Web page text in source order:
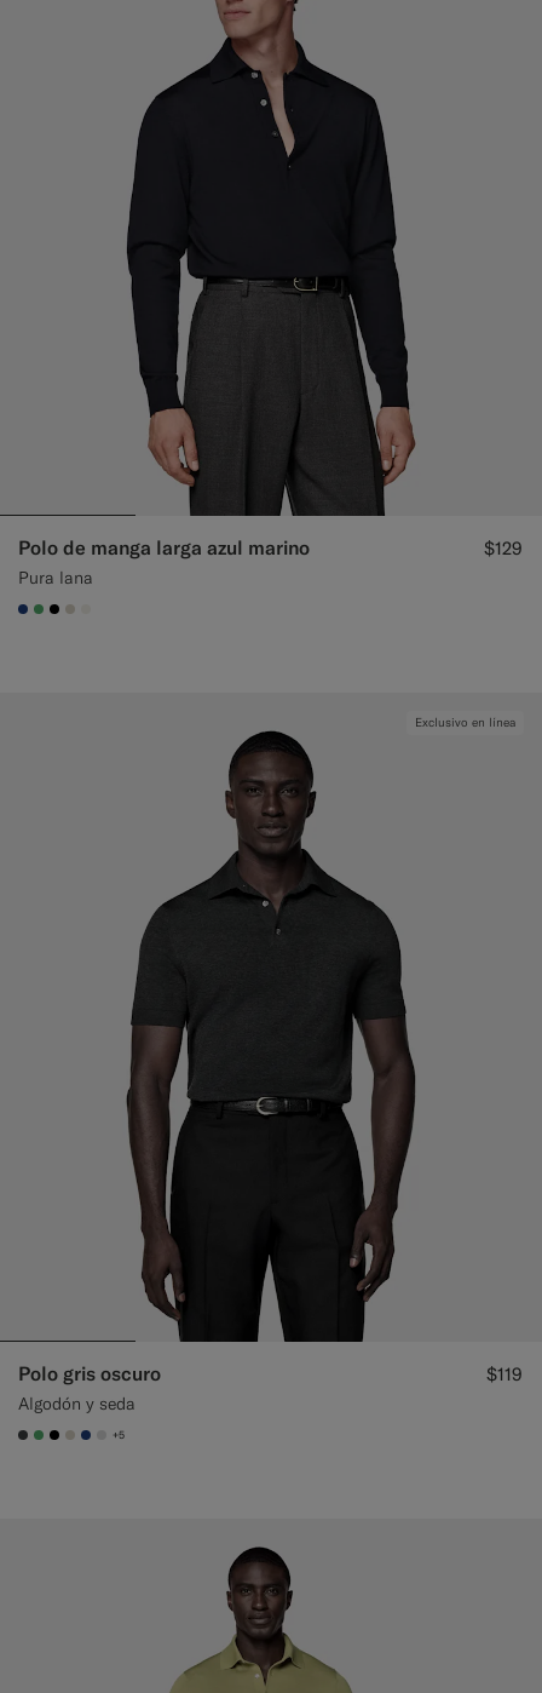
Polo de manga larga azul marino
Pura lana
$129
#1C3D7A
#50AA6A
#000000
#D7D1C3
Exclusivo en línea
Polo gris oscuro
Algodón y seda
$119
#3d4043
#50AA6A
#000000
#D7D1C3
#1C3D7A
#D9DADA
+5